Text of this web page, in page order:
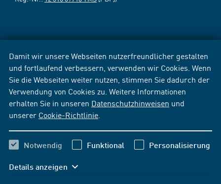
Damit wir unsere Webseiten nutzerfreundlicher gestalten
und fortlaufend verbessern, verwenden wir Cookies. Wenn
Sie die Webseiten weiter nutzen, stimmen Sie dadurch der
Verwendung von Cookies zu. Weitere Informationen
erhalten Sie in unseren Datenschutzhinweisen und
unserer Cookie-Richtlinie
Notwendig Funktional Personalisierung
Details anzeigen